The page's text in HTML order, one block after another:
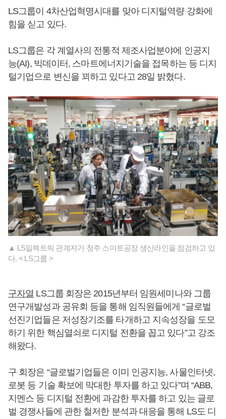
LS그룹이 4차산업혁명시대를 맞아 디지털역량 강화에
힘을 싣고 있다.
LS그룹은 각 계열사의 전통적 제조사업분야에 인공지
능(AI), 빅데이터, 스마트에너지기술을 접목하는 등 디지
털기업으로 변신을 꾀하고 있다고 28일 밝혔다.
▲ ​​LS일렉트릭 관계자가 청주 스마트공장 생산라인을 점검하고 있
다. < LS그룹 >
구자열 LS그룹 회장은 2015년부터 임원세미나와 그룹
연구개발성과 공유회 등을 통해 임직원들에게 “글로벌
선진기업들은 저성장기조를 타개하고 지속성장을 도모
하기 위한 핵심열쇠로 디지털 전환을 꼽고 있다”고 강조
해왔다.
구 회장은 “글로벌기업들은 이미 인공지능, 사물인터넷,
로봇 등 기술 확보에 막대한 투자를 하고 있다”며 “ABB,
지멘스 등 디지털 전환에 과감한 투자를 하고 있는 글로
벌 경쟁사들에 관한 철저한 분석과 대응을 통해 LS도 디